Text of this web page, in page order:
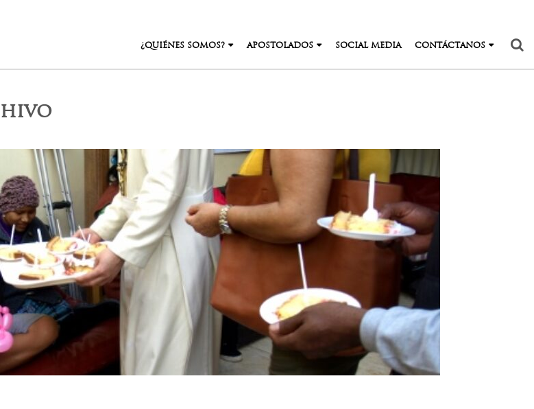
¿QUIÉNES SOMOS? APOSTOLADOS SOCIAL MEDIA CONTÁCTANOS